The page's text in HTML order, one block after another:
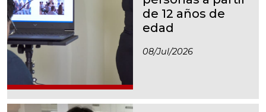
de 12 años de
edad
08/jul/2026